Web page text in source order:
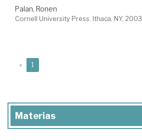
Palan, Ronen
Cornell University Press. Ithaca, NY, 2003
« 1
Materias